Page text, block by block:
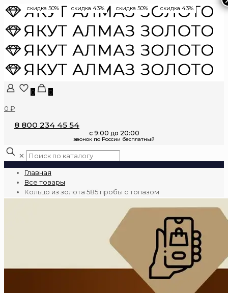
0
0
0 ₽
8 800 234 45 54
✕
Главная
Все товары
Кольцо из золота 585 пробы с топазом
скидка 50% скидка 43% скидка 50% скидка 43%